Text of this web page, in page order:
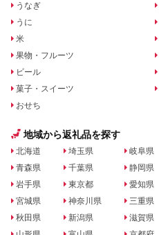
うなぎ
うに
米
果物・フルーツ
ビール
菓子・スイーツ
おせち
地域から返礼品を探す
北海道
青森県
岩手県
宮城県
秋田県
埼玉県
千葉県
東京都
神奈川県
新潟県
岐阜県
静岡県
愛知県
三重県
滋賀県